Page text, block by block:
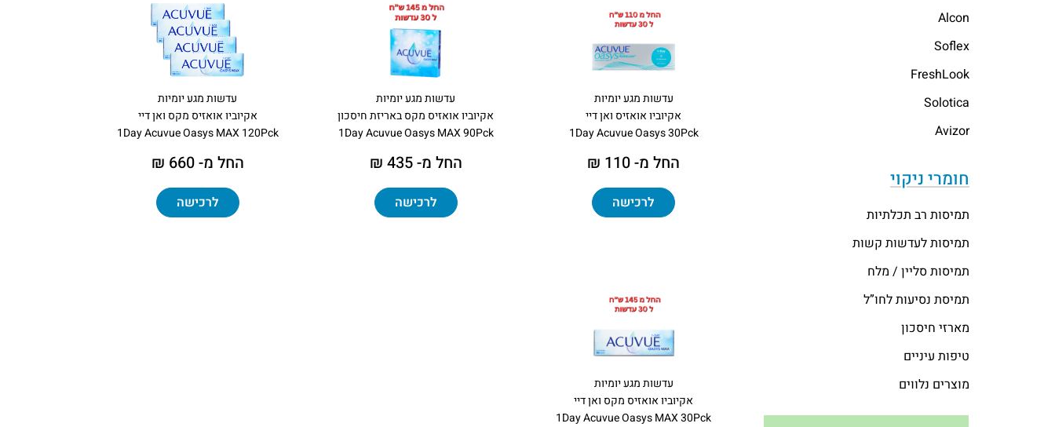
Alcon
Soflex
FreshLook
Solotica
Avizor
חומרי ניקוי
תמיסות רב תכלתיות
תמיסות לעדשות קשות
תמיסות סליין / מלח
תמיסת נסיעות לחו”ל
מארזי חיסכון
טיפות עיניים
מוצרים נלווים
עדשות מגע יומיות
אקיוביו אואזיס ואן דיי
1Day Acuvue Oasys 30Pck
החל מ- 110 ₪
לרכישה
עדשות מגע יומיות
אקיוביו אואזיס מקס באריזת חיסכון
1Day Acuvue Oasys MAX 90Pck
החל מ- 435 ₪
לרכישה
עדשות מגע יומיות
אקיוביו אואזיס מקס ואן דיי
1Day Acuvue Oasys MAX 120Pck
החל מ- 660 ₪
לרכישה
עדשות מגע יומיות
אקיוביו אואזיס מקס ואן דיי
1Day Acuvue Oasys MAX 30Pck